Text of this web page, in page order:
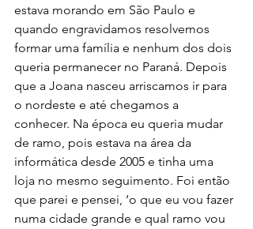
estava morando em São Paulo e
quando engravidamos resolvemos
formar uma família e nenhum dos dois
queria permanecer no Paraná. Depois
que a Joana nasceu arriscamos ir para
o nordeste e até chegamos a
conhecer. Na época eu queria mudar
de ramo, pois estava na área da
informática desde 2005 e tinha uma
loja no mesmo seguimento. Foi então
que parei e pensei, ‘o que eu vou fazer
numa cidade grande e qual ramo vou